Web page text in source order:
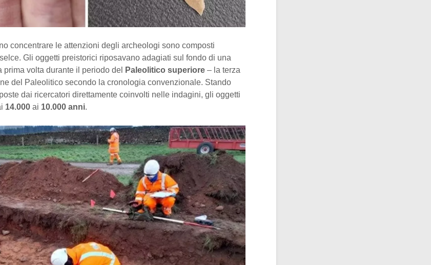
concentrare le attenzioni degli archeologi sono composti
Gli oggetti preistorici riposavano adagiati sul fondo di una
prima volta durante il periodo del
Paleolitico superiore – la terza
del Paleolitico secondo la cronologia convenzionale. Stando
dai ricercatori direttamente coinvolti nelle indagini, gli oggetti
14.000 ai 10.000 anni.